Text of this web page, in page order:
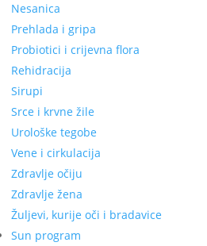
Nesanica
Prehlada i gripa
Probiotici i crijevna flora
Rehidracija
Sirupi
Srce i krvne žile
Urološke tegobe
Vene i cirkulacija
Zdravlje očiju
Zdravlje žena
Žuljevi, kurije oči i bradavice
Sun program